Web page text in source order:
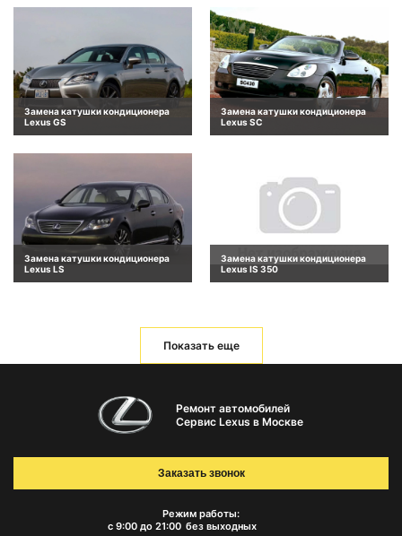
Замена катушки кондиционера
Lexus GS
Замена катушки кондиционера
Lexus SC
Замена катушки кондиционера
Lexus LS
Замена катушки кондиционера
Lexus IS 350
Показать еще
Ремонт автомобилей
Сервис Lexus в Москве
Режим работы:
с 9:00 до 21:00 без выходных
Заказать звонок